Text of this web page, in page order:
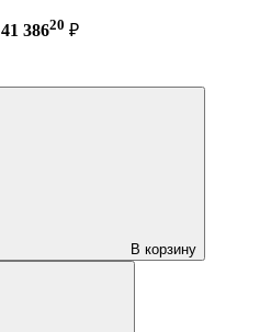
41 38620 ₽
В корзину